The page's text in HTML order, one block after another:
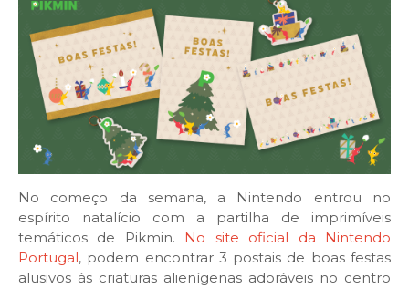
No começo da semana, a Nintendo entrou no
espírito natalício com a partilha de imprimíveis
temáticos de Pikmin. No site oficial da Nintendo
Portugal, podem encontrar 3 postais de boas festas
alusivos às criaturas alienígenas adoráveis no centro